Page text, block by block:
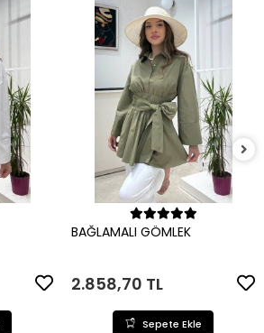
Sepete Ekle
BAĞLAMALI GÖMLEK
2.858,70 TL
Sepete Ekle